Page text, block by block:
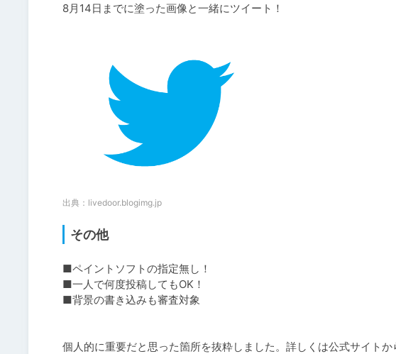
8月14日までに塗った画像と一緒にツイート！
出典： livedoor.blogimg.jp
その他
■ペイントソフトの指定無し！
■一人で何度投稿してもOK！
■背景の書き込みも審査対象
個人的に重要だと思った箇所を抜粋しました。詳しくは公式サイトか